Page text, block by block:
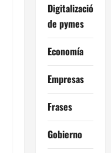
Digitalización
de pymes
Economía
Empresas
Frases
Gobierno